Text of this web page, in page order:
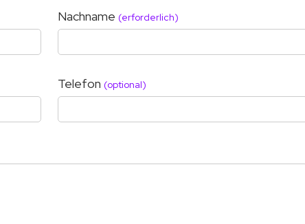
Nachname (erforderlich)
Telefon (optional)